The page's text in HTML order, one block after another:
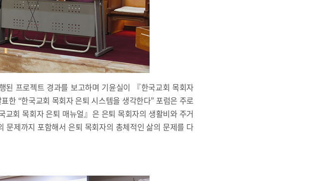
된 프로젝트 경과를 보고하며 기윤실이 『한국교회 목회자
한 “한국교회 목회자 은퇴 시스템을 생각한다” 포럼은 주로
회 목회자 은퇴 매뉴얼』은 은퇴 목회자의 생활비와 주거
문제까지 포함해서 은퇴 목회자의 총체적인 삶의 문제를 다